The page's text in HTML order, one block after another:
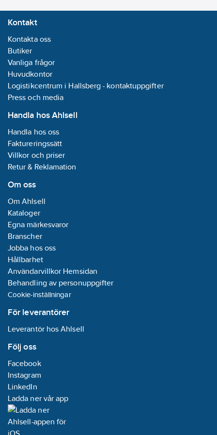
Kontakt
Kontakta oss
Butiker
Vanliga frågor
Huvudkontor
Logistikcentrum i Hallsberg - kontaktuppgifter
Press och media
Handla hos Ahlsell
Handla hos oss
Faktureringssätt
Villkor och priser
Retur & Reklamation
Om oss
Om Ahlsell
Kataloger
Egna märkesvaror
Branscher
Jobba hos oss
Hållbarhet
Användarvillkor Hemsidan
Behandling av personuppgifter
Cookie-inställningar
För leverantörer
Leverantör hos Ahlsell
Följ oss
Facebook
Instagram
LinkedIn
Ladda ner vår app